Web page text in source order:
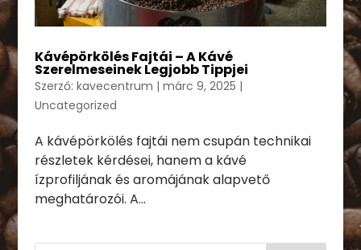
Kávépörkölés Fajtái – A Kávé
Szerelmeseinek Legjobb Tippjei
Szerző: kavecentrum | márc 9, 2025 |
Uncategorized
A kávépörkölés fajtái nem csupán technikai
részletek kérdései, hanem a kávé
ízprofiljának és aromájának alapvető
meghatározói. A...